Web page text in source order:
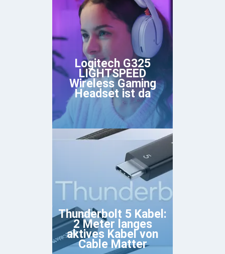
Logitech G325
LIGHTSPEED
Wireless Gaming
Headset ist da
Thunderbolt 5 Kabel:
2 Meter langes
aktives Kabel von
Cable Matter